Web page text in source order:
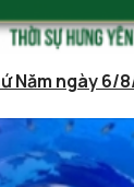
Năm ngày 6/